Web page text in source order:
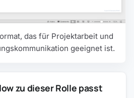
das für Projektarbeit und
geeignet ist.
zu dieser Rolle passt